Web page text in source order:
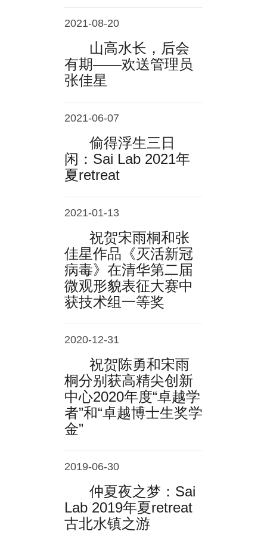
2021-08-20
山高水长，后会
有期——欢送管理员
张佳星
2021-06-07
偷得浮生三日
闲：Sai Lab 2021年
夏retreat
2021-01-13
祝贺宋雨桐和张
佳星作品《灭活新冠
病毒》在清华第二届
微观形貌表征大赛中
获技术组一等奖
2020-12-31
祝贺陈勇和宋雨
桐分别获高精尖创新
中心2020年度“卓越学
者”和“卓越博士生奖学
金”
2019-06-30
仲夏夜之梦：Sai
Lab 2019年夏retreat
古北水镇之游